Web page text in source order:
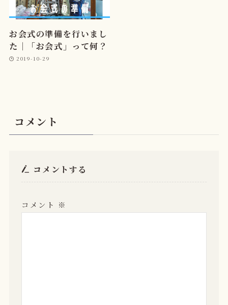
お会式の準備を行いまし
た｜「お会式」って何？
2019-10-29
コメント
コメントする
コメント ※